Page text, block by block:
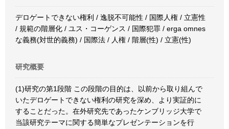
デロゲートできない権利 / 逸脱不可能性 / 国際人権 / 立憲性
/ 規範の階層化 / ユス・コーゲンス / 国際犯罪 / erga omnes
な義務(対世的義務) / 国際法 / 人権 / 階層(性) / 立憲(性)
研究概要
(1)研究の第1段階 この段階の目的は、以前から取り組んで
いたデロゲートできない権利の研究を深め、より実証的に
することだった。在外研究先であったケンブリッジ大学で
当該研究テーマに関する簡単なプレゼンテーションを行